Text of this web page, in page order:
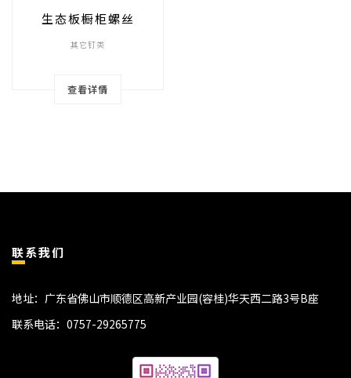
生态板橱柜螺丝
其它钉类
查看详情
联系我们
地址：广东省佛山市顺德区高新产业园(容桂)华天西二路3号B座
联系电话： 0757-29265775